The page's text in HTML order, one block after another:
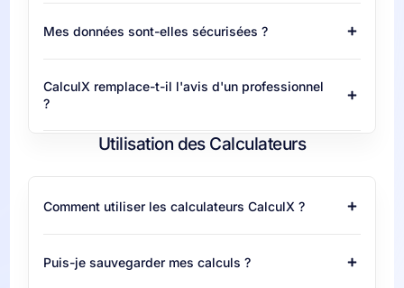
Mes données sont-elles sécurisées ?
CalculX remplace-t-il l'avis d'un professionnel
?
Utilisation des Calculateurs
Comment utiliser les calculateurs CalculX ?
Puis-je sauvegarder mes calculs ?